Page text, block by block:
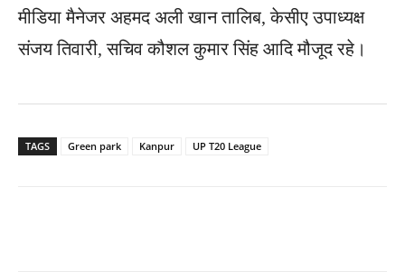
मीडिया मैनेजर अहमद अली खान तालिब, केसीए उपाध्यक्ष
संजय तिवारी, सचिव कौशल कुमार सिंह आदि मौजूद रहे।
TAGS Green park Kanpur UP T20 League